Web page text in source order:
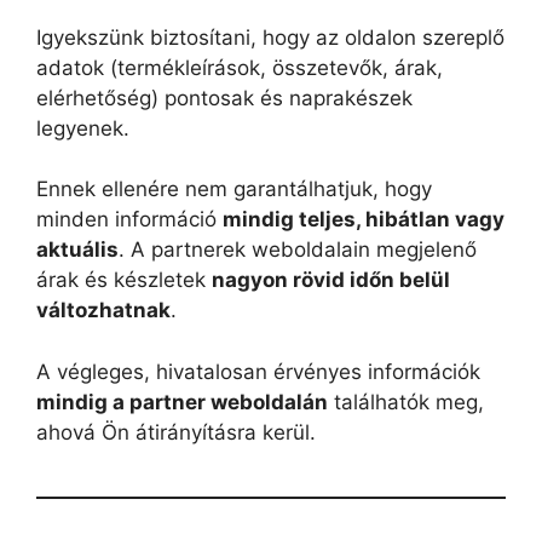
Igyekszünk biztosítani, hogy az oldalon szereplő
adatok (termékleírások, összetevők, árak,
elérhetőség) pontosak és naprakészek
legyenek.
Ennek ellenére nem garantálhatjuk, hogy
minden információ mindig teljes, hibátlan vagy
aktuális. A partnerek weboldalain megjelenő
árak és készletek nagyon rövid időn belül
változhatnak.
A végleges, hivatalosan érvényes információk
mindig a partner weboldalán találhatók meg,
ahová Ön átirányításra kerül.